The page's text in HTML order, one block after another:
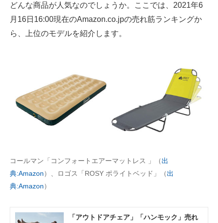
スマホと通信の最新トレンド
進化するPCとデバイスの未来
AI活用のいまが分かる
企業ITのトレンドを詳説
ITエンジニア向け専門サイト
IT製品の技術・比較・事例
どんな商品が人気なのでしょうか。ここでは、2021年6
月16日16:00現在のAmazon.co.jpの売れ筋ランキングか
ら、上位のモデルを紹介します。
コールマン「コンフォートエアーマットレス 」（出
典:Amazon）、ロゴス「ROSY ポライトベッド」（出
典:Amazon）
「アウトドアチェア」「ハンモック」売れ